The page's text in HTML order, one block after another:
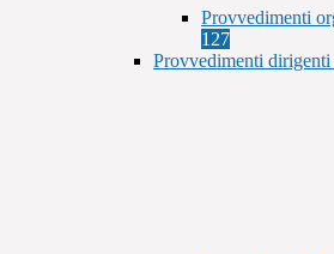
Provvedimenti
127
Provvedimenti